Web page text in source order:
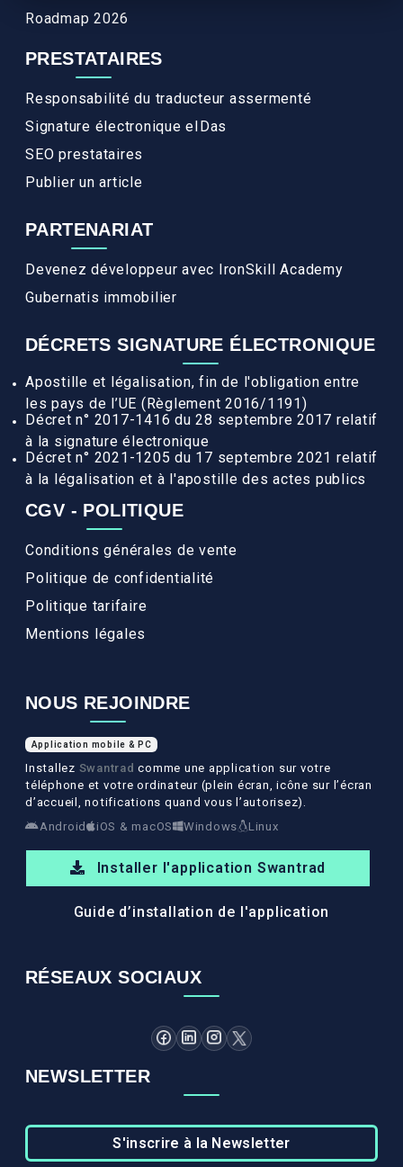
Roadmap 2026
PRESTATAIRES
Responsabilité du traducteur assermenté
Signature électronique eIDas
SEO prestataires
Publier un article
PARTENARIAT
Devenez développeur avec IronSkill Academy
Gubernatis immobilier
DÉCRETS SIGNATURE ÉLECTRONIQUE
Apostille et légalisation, fin de l'obligation entre
les pays de l’UE (Règlement 2016/1191)
Décret n° 2017-1416 du 28 septembre 2017 relatif
à la signature électronique
Décret n° 2021-1205 du 17 septembre 2021 relatif
à la légalisation et à l'apostille des actes publics
CGV - POLITIQUE
Conditions générales de vente
Politique de confidentialité
Politique tarifaire
Mentions légales
NOUS REJOINDRE
Application mobile & PC
Installez Swantrad comme une application sur votre
téléphone et votre ordinateur (plein écran, icône sur l’écran
d’accueil, notifications quand vous l’autorisez).
Android
iOS & macOS Windows Linux
Installer l'application Swantrad
Guide d’installation de l'application
RÉSEAUX SOCIAUX
NEWSLETTER
S'inscrire à la Newsletter